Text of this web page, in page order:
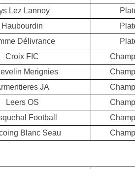
Lez Lannoy
Haubourdin
Délivrance
Croix FIC
Merignies
JA
Leers OS
Football
Blanc Seau